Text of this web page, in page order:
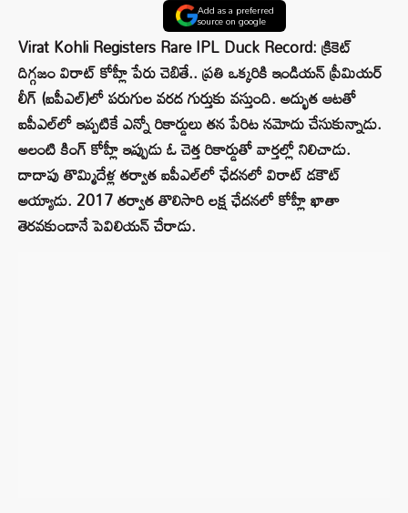
Add as a preferred
source on google
Virat Kohli Registers Rare IPL Duck Record: క్రికెట్
దిగ్గజం విరాట్ కోహ్లీ పేరు చెబితే.. ప్రతి ఒక్కరికి ఇండియన్ ప్రీమియర్
లీగ్ (ఐపీఎల్‌)లో పరుగుల వరద గుర్తుకు వస్తుంది. అద్భుత ఆటతో
ఐపీఎల్‌లో ఇప్పటికే ఎన్నో రికార్డులు తన పేరిట నమోదు చేసుకున్నాడు.
అలంటి కింగ్ కోహ్లీ ఇప్పుడు ఓ చెత్త రికార్డుతో వార్తల్లో నిలిచాడు.
దాదాపు తొమ్మిదేళ్ల తర్వాత ఐపీఎల్‌లో ఛేదనలో విరాట్ డకౌట్
అయ్యాడు. 2017 తర్వాత తొలిసారి లక్ష ఛేదనలో కోహ్లీ ఖాతా
తెరవకుండానే పెవిలియన్ చేరాడు.